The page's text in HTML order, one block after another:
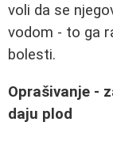
voli da se
vodom - to ga
bolesti.
Oprašivanje -
daju plod